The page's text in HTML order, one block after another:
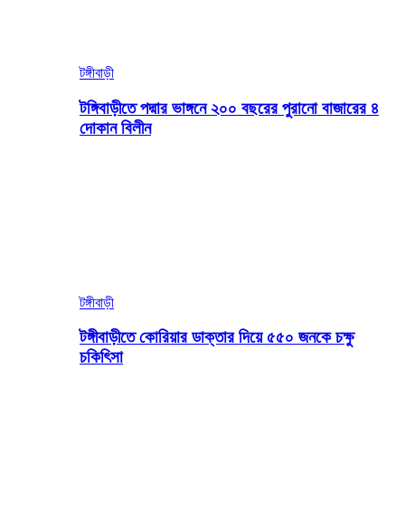
টঙ্গীবাড়ী
টঙ্গিবাড়ীতে পদ্মার ভাঙ্গনে ২০০ বছরের পুরানো বাজারের ৪
দোকান বিলীন
টঙ্গীবাড়ী
টঙ্গীবাড়ীতে কোরিয়ার ডাক্তার দিয়ে ৫৫০ জনকে চক্ষু
চকিৎিসা